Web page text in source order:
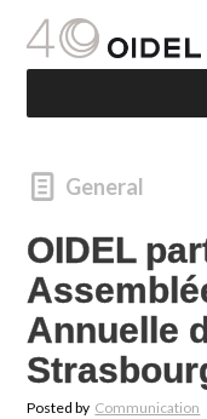
General
OIDEL
Annuelle
Posted by Communication